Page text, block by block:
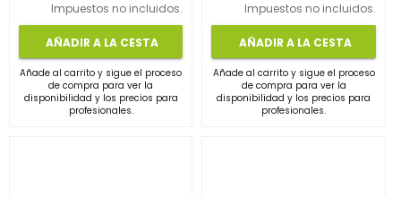
Impuestos no incluidos.
AÑADIR A LA CESTA
Añade al carrito y sigue el proceso
de compra para ver la
disponibilidad y los precios para
profesionales.
Impuestos no incluidos.
AÑADIR A LA CESTA
Añade al carrito y sigue el proceso
de compra para ver la
disponibilidad y los precios para
profesionales.